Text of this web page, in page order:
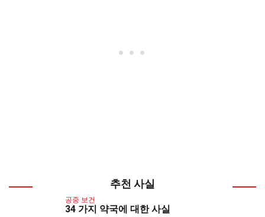
추천 사실
공중 보건
34 가지 약국에 대한 사실